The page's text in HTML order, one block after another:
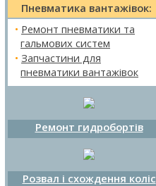
Пневматика вантажівок:
• Ремонт пневматики та
гальмових систем
• Запчастини для
пневматики вантажівок
Ремонт гидробортів
Розвал і схождення коліс